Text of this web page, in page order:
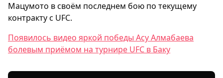
Мацумото в своём последнем бою по текущему
контракту с UFC.
Появилось видео яркой победы Асу Алмабаева
болевым приёмом на турнире UFC в Баку